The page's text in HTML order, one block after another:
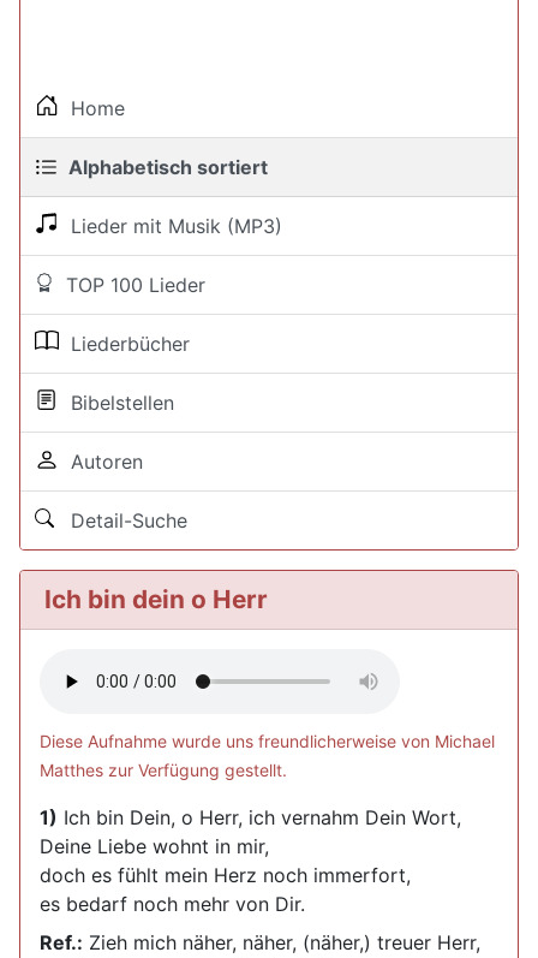
Home
Alphabetisch sortiert
Lieder mit Musik (MP3)
TOP 100 Lieder
Liederbücher
Bibelstellen
Autoren
Detail-Suche
Ich bin dein o Herr
Diese Aufnahme wurde uns freundlicherweise von Michael
Matthes zur Verfügung gestellt.
1) Ich bin Dein, o Herr, ich vernahm Dein Wort,
Deine Liebe wohnt in mir,
doch es fühlt mein Herz noch immerfort,
es bedarf noch mehr von Dir.
Ref.: Zieh mich näher, näher, (näher,) treuer Herr,